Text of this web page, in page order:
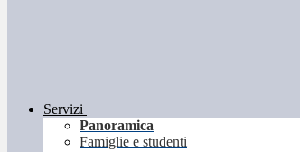
Servizi
Panoramica
Famiglie e studenti